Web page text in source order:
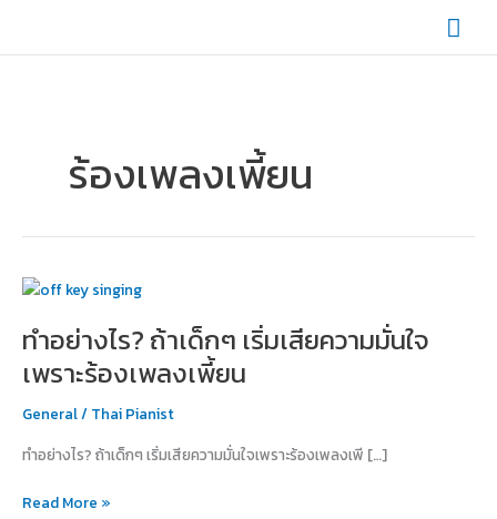
content
ร้องเพลงเพี้ยน
ทำอย่างไร? ถ้าเด็กๆ เริ่มเสียความมั่นใจ
เพราะร้องเพลงเพี้ยน
General/ Thai Pianist
ทำอย่างไร? ถ้าเด็กๆ เริ่มเสียความมั่นใจเพราะร้องเพลงเพี […]
ทำ
ถ้า
เริ่ม
เสีย
มั่นใจ
ร้อง
Read More »